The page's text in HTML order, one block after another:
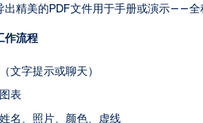
出精美的PDF文件用于手册或演示——全
作流程
文字提示或聊天）
表
名、照片、颜色、虚线